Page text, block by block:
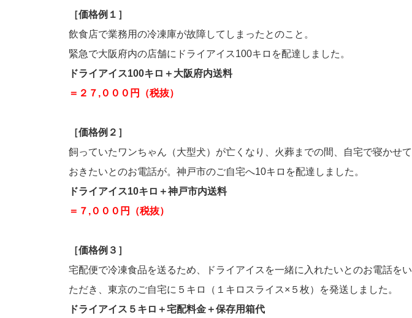
［価格例１］
飲食店で業務用の冷凍庫が故障してしまったとのこと。
緊急で大阪府内の店舗にドライアイス100キロを配達しました。
ドライアイス100キロ＋大阪府内送料
＝２７,０００円（税抜）
［価格例２］
飼っていたワンちゃん（大型犬）が亡くなり、火葬までの間、自宅で寝かせて
おきたいとのお電話が。神戸市のご自宅へ10キロを配達しました。
ドライアイス10キロ＋神戸市内送料
＝７,０００円（税抜）
［価格例３］
宅配便で冷凍食品を送るため、ドライアイスを一緒に入れたいとのお電話をい
ただき、東京のご自宅に５キロ（１キロスライス×５枚）を発送しました。
ドライアイス５キロ＋宅配料金＋保存用箱代